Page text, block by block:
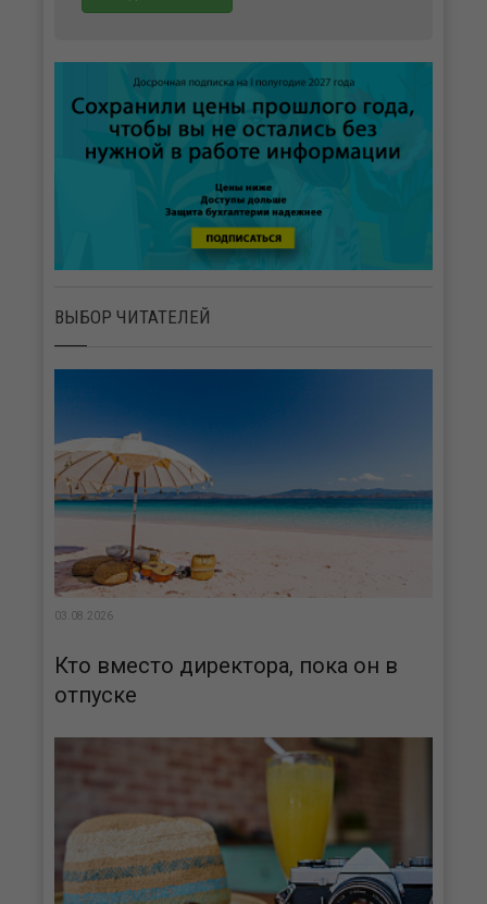
ВЫБОР ЧИТАТЕЛЕЙ
03.08.2026
Кто вместо директора, пока он в
отпуске